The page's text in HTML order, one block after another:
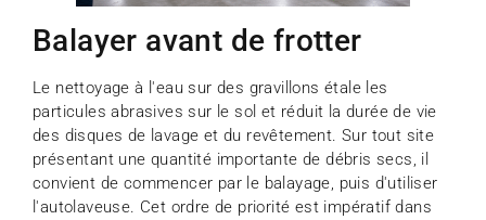
Balayer avant de frotter
Le nettoyage à l'eau sur des gravillons étale les
particules abrasives sur le sol et réduit la durée de vie
des disques de lavage et du revêtement. Sur tout site
présentant une quantité importante de débris secs, il
convient de commencer par le balayage, puis d'utiliser
l'autolaveuse. Cet ordre de priorité est impératif dans